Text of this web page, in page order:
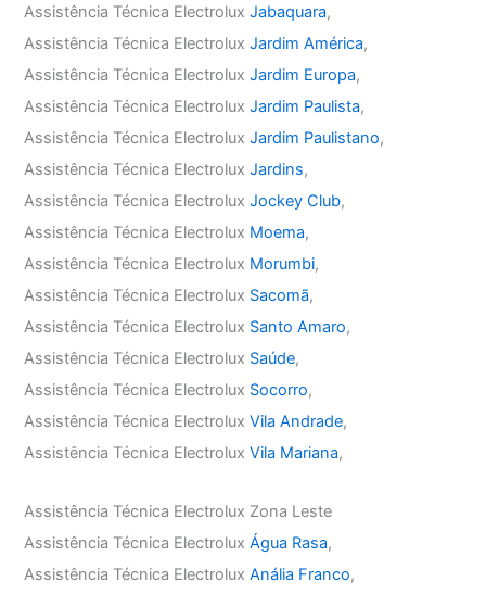
Assistência Técnica ElectroluxJabaquara,
Assistência Técnica ElectroluxJardim América,
Assistência Técnica ElectroluxJardim Europa,
Assistência Técnica ElectroluxJardim Paulista,
Assistência Técnica ElectroluxJardim Paulistano,
Assistência Técnica ElectroluxJardins,
Assistência Técnica ElectroluxJockey Club,
Assistência Técnica Electrolux Moema,
Assistência Técnica Electrolux Morumbi,
Assistência Técnica Electrolux Sacomã,
Assistência Técnica Electrolux Santo Amaro,
Assistência Técnica Electrolux Saúde,
Assistência Técnica Electrolux Socorro,
Assistência Técnica ElectroluxVila Andrade,
Assistência Técnica ElectroluxVila Mariana,
Assistência Técnica Electrolux Zona Leste
Assistência Técnica ElectroluxÁgua Rasa,
Assistência Técnica ElectroluxAnália Franco,